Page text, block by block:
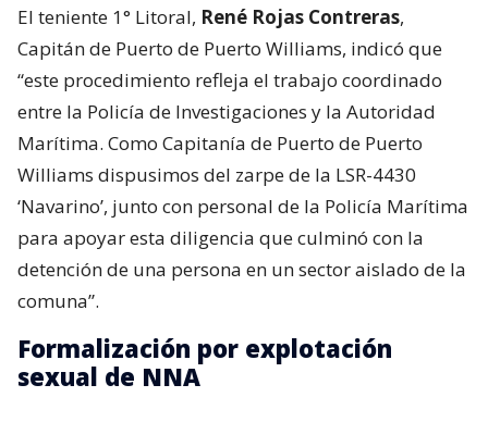
El teniente 1° Litoral, René Rojas Contreras,
Capitán de Puerto de Puerto Williams, indicó que
“este procedimiento refleja el trabajo coordinado
entre la Policía de Investigaciones y la Autoridad
Marítima. Como Capitanía de Puerto de Puerto
Williams dispusimos del zarpe de la LSR-4430
‘Navarino’, junto con personal de la Policía Marítima
para apoyar esta diligencia que culminó con la
detención de una persona en un sector aislado de la
comuna”.
Formalización por explotación
sexual de NNA